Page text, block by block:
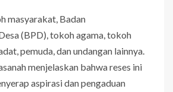
masyarakat, Badan
(BPD), tokoh agama, tokoh
pemuda, dan undangan lainnya.
menjelaskan bahwa reses ini
aspirasi dan pengaduan